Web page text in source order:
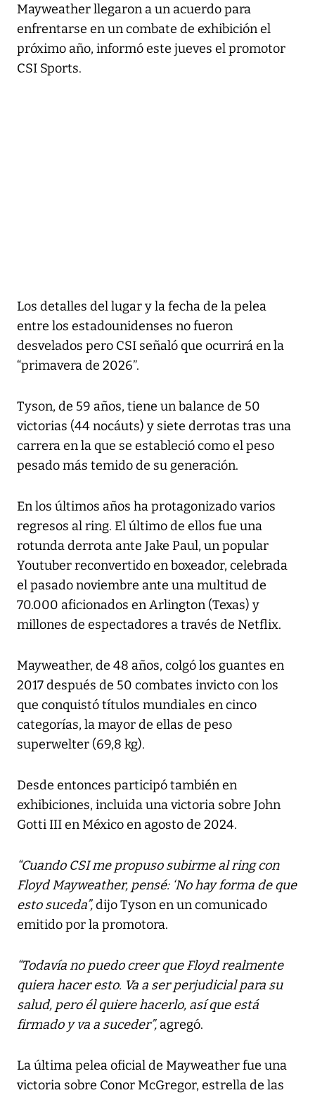
Mayweather llegaron a un acuerdo para
enfrentarse en un combate de exhibición el
próximo año, informó este jueves el promotor
CSI Sports.
Los detalles del lugar y la fecha de la pelea
entre los estadounidenses no fueron
desvelados pero CSI señaló que ocurrirá en la
“primavera de 2026”.
Tyson, de 59 años, tiene un balance de 50
victorias (44 nocáuts) y siete derrotas tras una
carrera en la que se estableció como el peso
pesado más temido de su generación.
En los últimos años ha protagonizado varios
regresos al ring. El último de ellos fue una
rotunda derrota ante Jake Paul, un popular
Youtuber reconvertido en boxeador, celebrada
el pasado noviembre ante una multitud de
70.000 aficionados en Arlington (Texas) y
millones de espectadores a través de Netflix.
Mayweather, de 48 años, colgó los guantes en
2017 después de 50 combates invicto con los
que conquistó títulos mundiales en cinco
categorías, la mayor de ellas de peso
superwelter (69,8 kg).
Desde entonces participó también en
exhibiciones, incluida una victoria sobre John
Gotti III en México en agosto de 2024.
“Cuando CSI me propuso subirme al ring con
Floyd Mayweather, pensé: ‘No hay forma de que
esto suceda”,dijo Tyson en un comunicado
emitido por la promotora.
“Todavía no puedo creer que Floyd realmente
quiera hacer esto. Va a ser perjudicial para su
salud, pero él quiere hacerlo, así que está
firmado y va a suceder”, agregó.
La última pelea oficial de Mayweather fue una
victoria sobre Conor McGregor, estrella de las